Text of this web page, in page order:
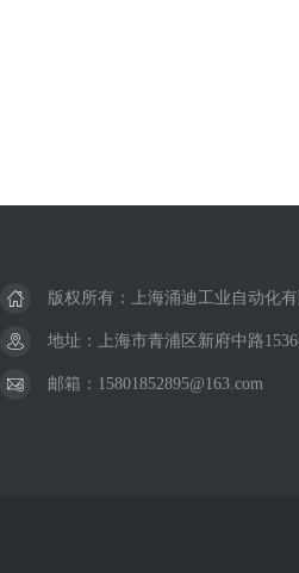
版权所有：上海涌迪工业自动化有
地址：上海市青浦区新府中路
邮箱：15801852895@163.com